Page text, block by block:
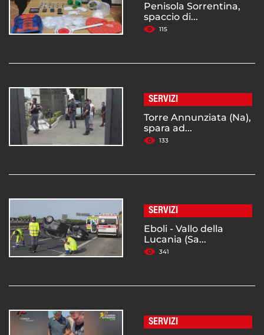
Penisola Sorrentina,
spaccio di...
115
SERVIZI
Torre Annunziata (Na),
spara ad...
133
SERVIZI
Eboli - Vallo della
Lucania (Sa...
341
SERVIZI